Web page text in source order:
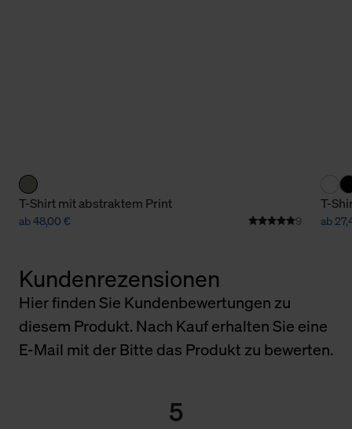
T-Shirt mit abstraktem Print
ab 48,00 € 9
T-
ab
Kundenrezensionen
Hier finden Sie Kundenbewertungen zu
diesem Produkt. Nach Kauf erhalten Sie eine
E-Mail mit der Bitte das Produkt zu bewerten.
5